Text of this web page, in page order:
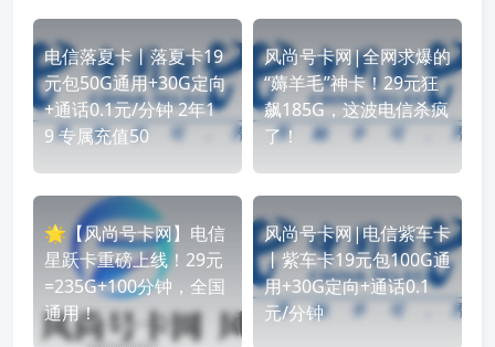
电信落夏卡丨落夏卡19
元包50G通用+30G定向
+通话0.1元/分钟 2年1
9 专属充值50
风尚号卡网|全网求爆的
“薅羊毛”神卡！29元狂
飙185G，这波电信杀疯
了！
🌟【风尚号卡网】电信
星跃卡重磅上线！29元
=235G+100分钟，全国
通用！
风尚号卡网|电信紫车卡
丨紫车卡19元包100G通
用+30G定向+通话0.1
元/分钟